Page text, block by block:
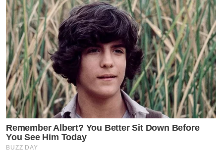
Remember Albert? You Better Sit Down Before
You See Him Today
BUZZ DAY